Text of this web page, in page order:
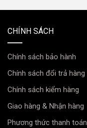
CHÍNH SÁCH
Chính sách bảo hành
Chính sách đổi trả hàng
Chính sách kiểm hàng
Giao hàng & Nhận hàng
Phương thức thanh toán